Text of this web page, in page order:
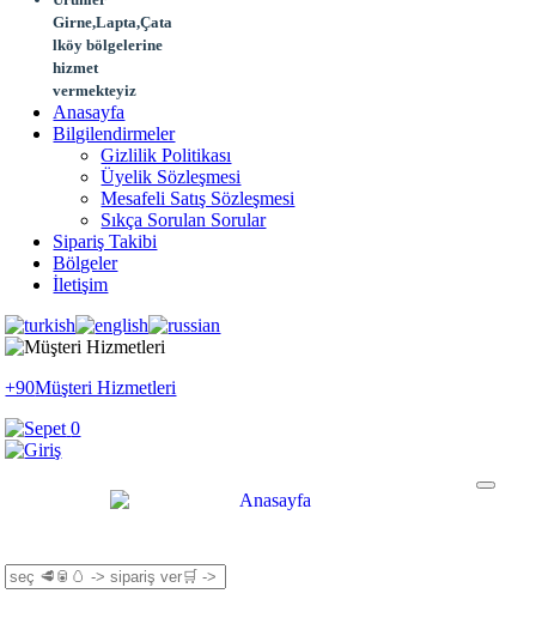
Girne,Lapta,Çata
lköy bölgelerine
hizmet
vermekteyiz
Anasayfa
Bilgilendirmeler
Gizlilik Politikası
Üyelik Sözleşmesi
Mesafeli Satış Sözleşmesi
Sıkça Sorulan Sorular
Sipariş Takibi
Bölgeler
İletişim
+90Müşteri Hizmetleri
0